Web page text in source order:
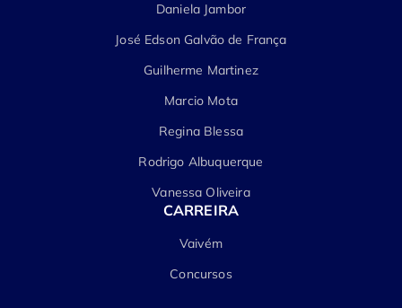
Daniela Jambor
José Edson Galvão de França
Guilherme Martinez
Marcio Mota
Regina Blessa
Rodrigo Albuquerque
Vanessa Oliveira
CARREIRA
Vaivém
Concursos